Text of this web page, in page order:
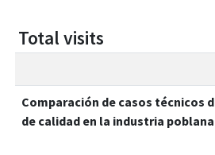
Total visits
Comparación de casos técnicos
de calidad en la industria poblana